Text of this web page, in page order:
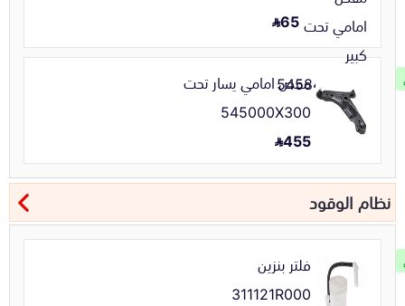
65
مقص امامي يسار تحت
545000X300
455
نظام الوقود
فلتر بنزين
311121R000